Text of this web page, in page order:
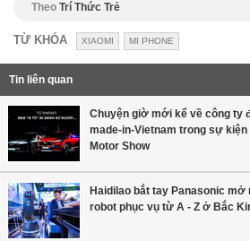
Theo Trí Thức Trẻ
TỪ KHÓA XIAOMI MI PHONE
Tin liên quan
Chuyện giờ mới kể về công ty
made-in-Vietnam trong sự
Motor Show
Haidilao bắt tay Panasonic mở
robot phục vụ từ A - Z ở Bắc